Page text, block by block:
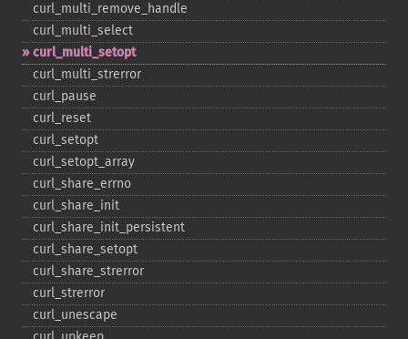
curl_​multi_​remove_​handle
curl_​multi_​select
curl_​multi_​setopt
curl_​multi_​strerror
curl_​pause
curl_​reset
curl_​setopt
curl_​setopt_​array
curl_​share_​errno
curl_​share_​init
curl_​share_​init_​persistent
curl_​share_​setopt
curl_​share_​strerror
curl_​strerror
curl_​unescape